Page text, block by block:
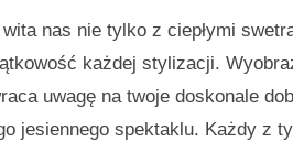
nas nie tylko z ciepłymi
każdej stylizacji.
uwagę na twoje doskonale
jesiennego spektaklu. Każdy z